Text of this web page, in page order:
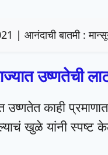
| आनंदाची बातमी :
उष्णतेची
उष्णतेत काही
खुळे यांनी स्पष्ट